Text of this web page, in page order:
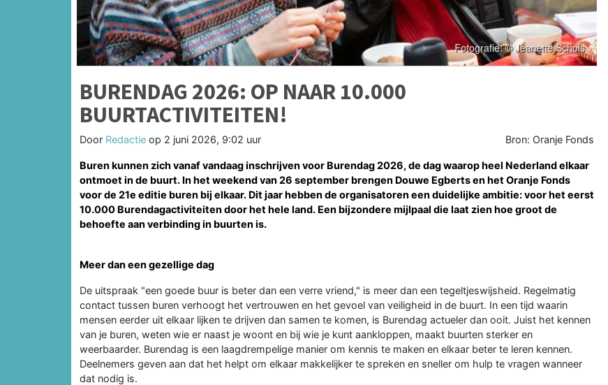
BURENDAG 2026: OP NAAR 10.000
BUURTACTIVITEITEN!
Door Redactie op 2 juni 2026, 9:02 uur Bron: Oranje Fonds
Buren kunnen zich vanaf vandaag inschrijven voor Burendag 2026, de dag waarop heel Nederland elkaar
ontmoet in de buurt. In het weekend van 26 september brengen Douwe Egberts en het Oranje Fonds
voor de 21e editie buren bij elkaar. Dit jaar hebben de organisatoren een duidelijke ambitie: voor het eerst
10.000 Burendagactiviteiten door het hele land. Een bijzondere mijlpaal die laat zien hoe groot de
behoefte aan verbinding in buurten is.
Meer dan een gezellige dag
De uitspraak "een goede buur is beter dan een verre vriend," is meer dan een tegeltjeswijsheid. Regelmatig
contact tussen buren verhoogt het vertrouwen en het gevoel van veiligheid in de buurt. In een tijd waarin
mensen eerder uit elkaar lijken te drijven dan samen te komen, is Burendag actueler dan ooit. Juist het kennen
van je buren, weten wie er naast je woont en bij wie je kunt aankloppen, maakt buurten sterker en
weerbaarder. Burendag is een laagdrempelige manier om kennis te maken en elkaar beter te leren kennen.
Deelnemers geven aan dat het helpt om elkaar makkelijker te spreken en sneller om hulp te vragen wanneer
dat nodig is.